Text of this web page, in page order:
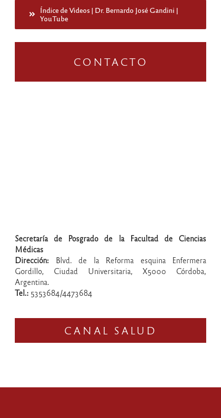
Índice de Videos | Dr. Bernardo José Gandini |
YouTube
CONTACTO
Secretaría de Posgrado de la Facultad de Ciencias
Médicas
Dirección:
Blvd. de la Reforma esquina Enfermera
Gordillo, Ciudad Universitaria, X5000 Córdoba,
Argentina.
Tel.:
5353684/4473684
CANAL SALUD